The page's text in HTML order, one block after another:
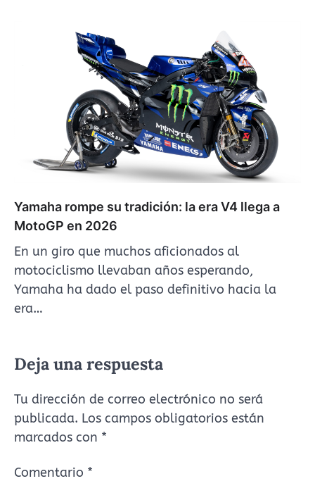
Yamaha rompe su tradición: la era V4 llega a
MotoGP en 2026
En un giro que muchos aficionados al
motociclismo llevaban años esperando,
Yamaha ha dado el paso definitivo hacia la
era…
Deja una respuesta
Tu dirección de correo electrónico no será
publicada. Los campos obligatorios están
marcados con *
Comentario *